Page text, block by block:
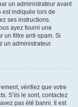
un administrateur avant
est indiquée lors de
ses instructions.
ayez fourni une
un filtre anti-spam. Si
un administrateur.
vérifiez que votre
S’ils le sont, contactez
pas été banni. Il est